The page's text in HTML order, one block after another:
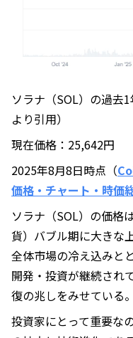
ソラナ（SOL）の過去
より引用）
現在価格：25,642円
2025年8月8日時点（
価格・チャート・時価
ソラナ（SOL）の価格
貨）バブル期に大きな
全体市場の冷え込みと
開発・投資が継続され
復の兆しをみせている。
投資家にとって重要な